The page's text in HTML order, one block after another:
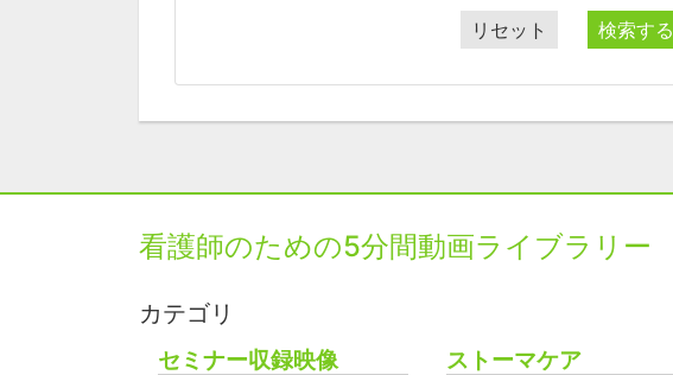
リセット 検索する
看護師のための5分間動画ライブラリー
カテゴリ
セミナー収録映像
ストーマケア